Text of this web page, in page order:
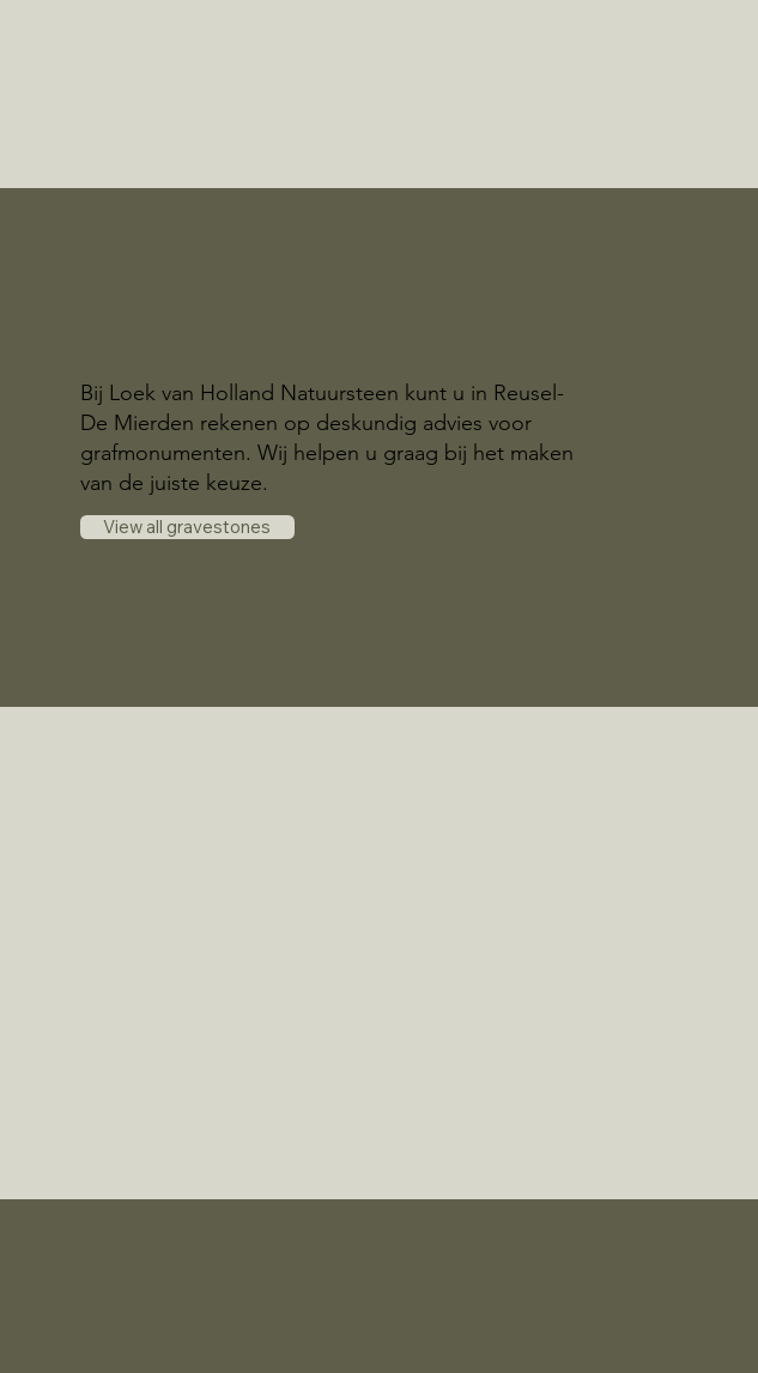
Bij Loek van Holland Natuursteen kunt u in Reusel-
De Mierden rekenen op deskundig advies voor
grafmonumenten. Wij helpen u graag bij het maken
van de juiste keuze.
View all gravestones